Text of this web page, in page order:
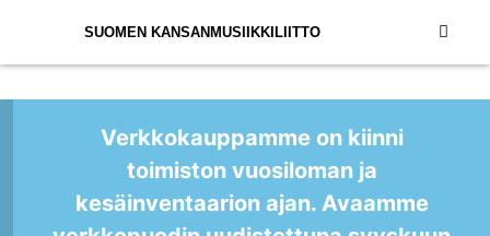
SUOMEN KANSANMUSIIKKILIITTO
Verkkokauppamme on kiinni
toimiston vuosiloman ja
kesäinventaarion ajan. Avaamme